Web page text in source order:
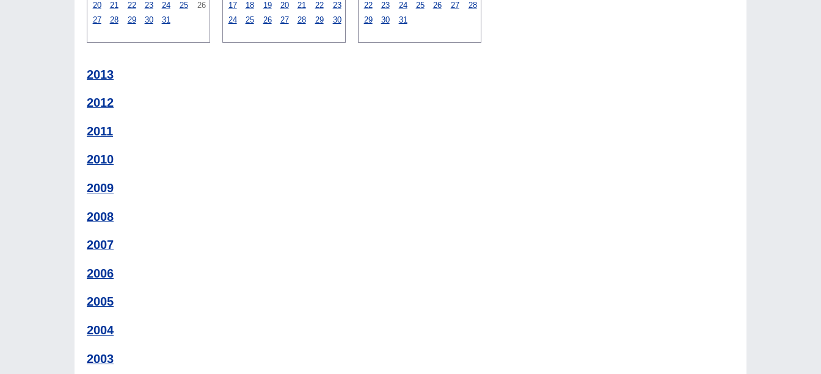
20
21 22 23 24 25
26
27
28 29 30 31
17
18 19 20 21 22
23
24
25 26 27 28 29 30
22
23 24 25 26 27
28
29
30 31
2013
2012
2011
2010
2009
2008
2007
2006
2005
2004
2003